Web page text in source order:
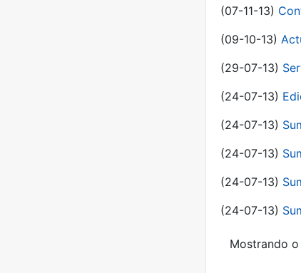
(07-11-13)
(09-10-13)
(29-07-13)
(24-07-13)
(24-07-13)
(24-07-13)
(24-07-13)
(24-07-13)
Mostrando